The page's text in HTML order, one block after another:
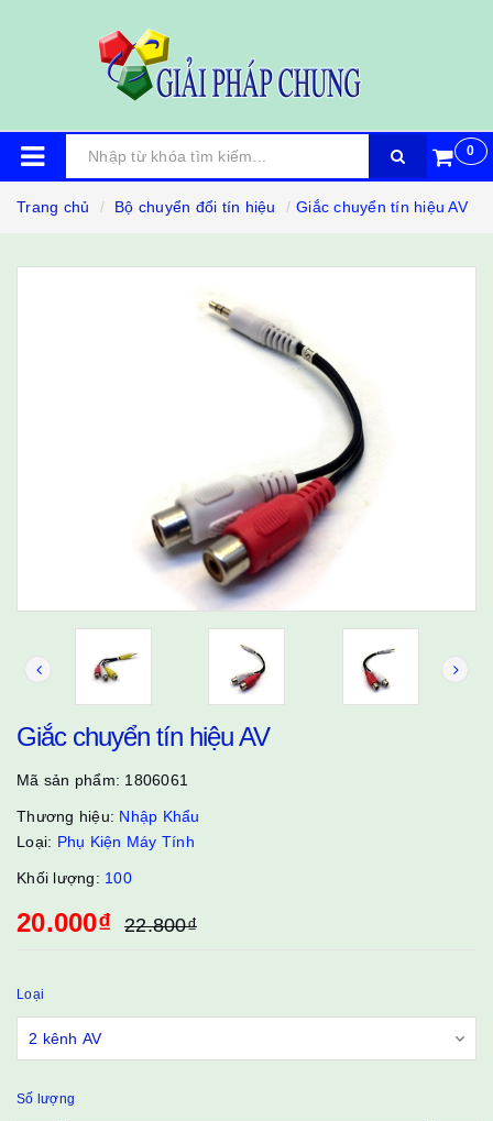
0
Trang chủ Bộ chuyển đổi tín hiệu Giắc chuyển tín hiệu AV
Giắc chuyển tín hiệu AV
Mã sản phẩm: 1806061
Thương hiệu: Nhập Khẩu
Loại: Phụ Kiện Máy Tính
Khối lượng: 100
20.000₫ 22.800₫
Loại
Số lượng